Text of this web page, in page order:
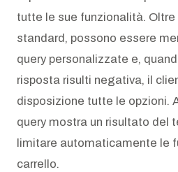
tutte le sue funzionalità.
standard, possono essere
query personalizzate e,
risposta risulti negativa, il
disposizione tutte le opzioni.
query mostra un risultato del
limitare automaticamente le
carrello.